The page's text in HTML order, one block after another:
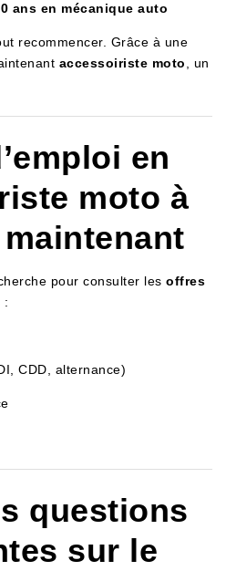
ans en mécanique auto
recommencer. Grâce à une
accessoiriste moto , un
en
moto à
pour consulter les offres
:
CDD, alternance)
questions
sur le